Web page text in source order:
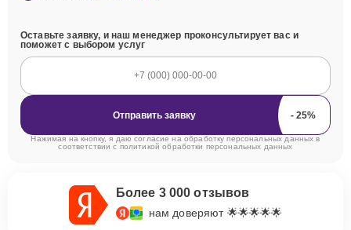
Оставьте заявку, и наш менеджер проконсультирует вас и
поможет с выбором услуг
Отправить заявку
Нажимая на кнопку, я даю согласие на обработку персональных данных в
соответствии с политикой обработки персональных данных
Более 3 000 отзывов
нам доверяют 🌟🌟🌟🌟🌟